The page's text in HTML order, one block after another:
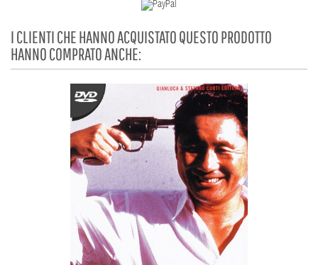
I CLIENTI CHE HANNO ACQUISTATO QUESTO PRODOTTO
HANNO COMPRATO ANCHE: